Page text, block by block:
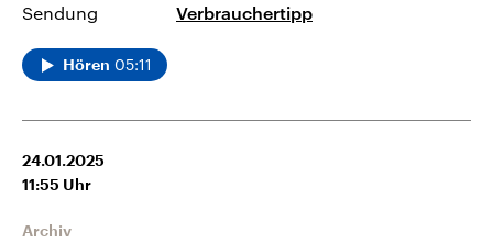
Sendung
Verbrauchertipp
Hören 05:11
24.01.2025
11:55 Uhr
Archiv